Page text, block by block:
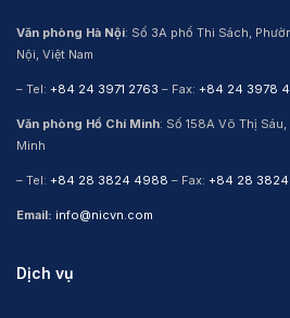
Văn phòng Hà Nội: Số 3A phố Thi Sách,
Nội, Việt Nam
– Tel: +84 24 3971 2763 – Fax: +84 24 3978
Văn phòng Hồ Chí Minh: Số 158A Võ Thị
Minh
– Tel: +84 28 3824 4988 – Fax: +84 28 3824
Email: info@nicvn.com
Dịch vụ